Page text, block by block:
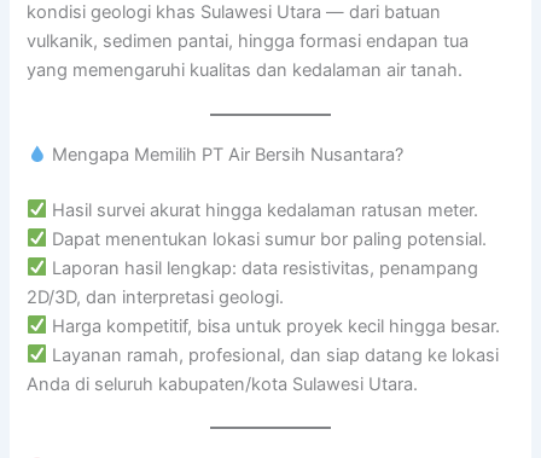
kondisi geologi khas Sulawesi Utara — dari batuan
vulkanik, sedimen pantai, hingga formasi endapan tua
yang memengaruhi kualitas dan kedalaman air tanah.
Mengapa Memilih PT Air Bersih Nusantara?
Hasil survei akurat hingga kedalaman ratusan meter.
Dapat menentukan lokasi sumur bor paling potensial.
Laporan hasil lengkap: data resistivitas, penampang
2D/3D, dan interpretasi geologi.
Harga kompetitif, bisa untuk proyek kecil hingga besar.
Layanan ramah, profesional, dan siap datang ke lokasi
Anda di seluruh kabupaten/kota Sulawesi Utara.